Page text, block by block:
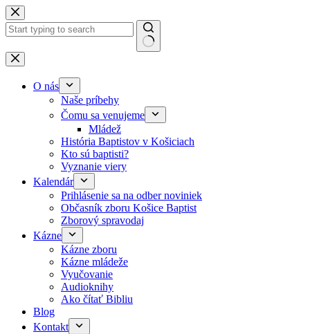
Skip to content
No results
O nás
Naše príbehy
Čomu sa venujeme
Mládež
História Baptistov v Košiciach
Kto sú baptisti?
Vyznanie viery
Kalendár
Prihlásenie sa na odber noviniek
Občasník zboru Košice Baptist
Zborový spravodaj
Kázne
Kázne zboru
Kázne mládeže
Vyučovanie
Audioknihy
Ako čítať Bibliu
Blog
Kontakt